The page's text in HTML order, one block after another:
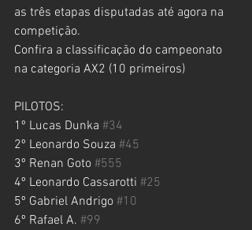
as três etapas disputadas até agora na
competição.
Confira a classificação do campeonato
na categoria AX2 (10 primeiros)
PILOTOS:
1º Lucas Dunka #34
2º Leonardo Souza #45
3º Renan Goto #555
4º Leonardo Cassarotti #25
5º Gabriel Andrigo #10
6º Rafael A. #99